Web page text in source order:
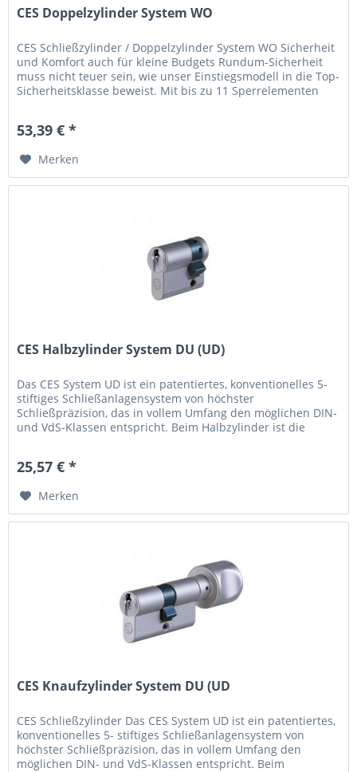
CES Doppelzylinder System WO
CES Schließzylinder / Doppelzylinder System WO Sicherheit
und Komfort auch für kleine Budgets Rundum-Sicherheit
muss nicht teuer sein, wie unser Einstiegsmodell in die Top-
Sicherheitsklasse beweist. Mit bis zu 11 Sperrelementen
53,39 € *
Merken
CES Halbzylinder System DU (UD)
Das CES System UD ist ein patentiertes, konventionelles 5-
stiftiges Schließanlagensystem von höchster
Schließpräzision, das in vollem Umfang den möglichen DIN-
und VdS-Klassen entspricht. Beim Halbzylinder ist die
25,57 € *
Merken
CES Knaufzylinder System DU (UD
CES Schließzylinder Das CES System UD ist ein patentiertes,
konventionelles 5- stiftiges Schließanlagensystem von
höchster Schließpräzision, das in vollem Umfang den
möglichen DIN- und VdS-Klassen entspricht. Beim